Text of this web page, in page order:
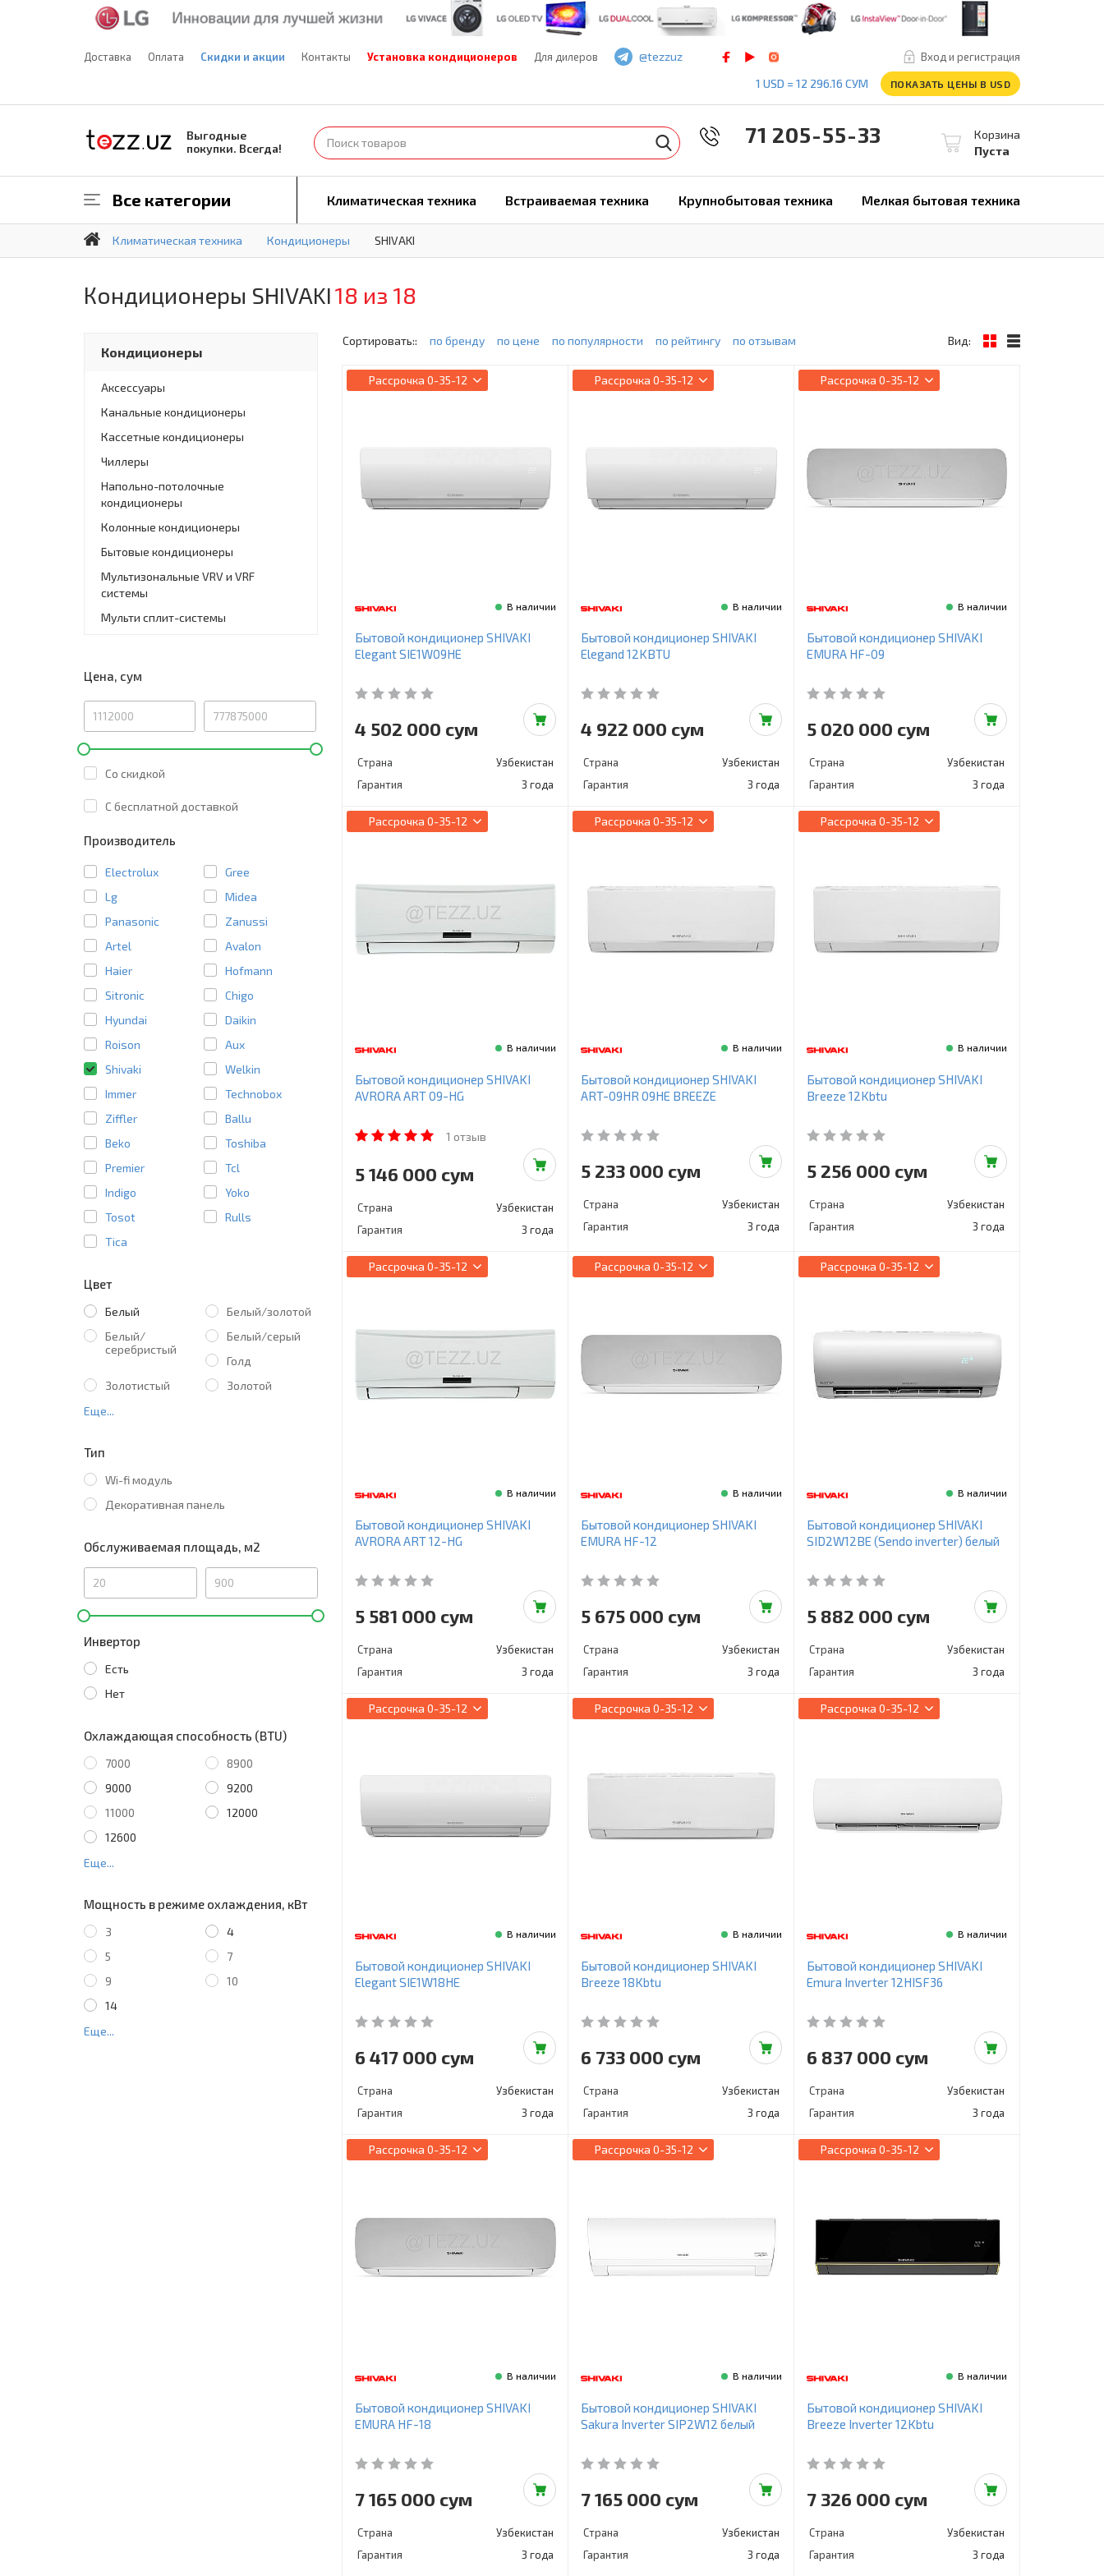
Доставка Оплата Скидки и акции Контакты Установка кондиционеров Для дилеров Вход и регистрация
@tezzuz
1 USD = 12 296.16 СУМ
ПОКАЗАТЬ ЦЕНЫ В USD
Выгодные
покупки. Всегда!
Корзина
Пуста
71 205-55-33
Все категории Климатическая техника Встраиваемая техника Крупнобытовая техника Мелкая бытовая техника
Климатическая техника Кондиционеры SHIVAKI
Кондиционеры SHIVAKI18 из 18
Кондиционеры
Аксессуары
Канальные кондиционеры
Кассетные кондиционеры
Чиллеры
Напольно-потолочные
кондиционеры
Колонные кондиционеры
Бытовые кондиционеры
Мультизональные VRV и VRF
системы
Мульти сплит-системы
Цена, сум
Со скидкой
C бесплатной доставкой
Производитель
Electrolux
Gree
Lg
Midea
Panasonic
Zanussi
Artel
Avalon
Haier
Hofmann
Sitronic
Chigo
Hyundai
Daikin
Roison
Aux
Shivaki
Welkin
Immer
Technobox
Ziffler
Ballu
Beko
Toshiba
Premier
Tcl
Indigo
Yoko
Tosot
Rulls
Tica
Цвет
Белый
Белый/золотой
Белый/
серебристый
Белый/серый
Голд
Золотистый
Золотой
Еще...
Тип
Wi-fi модуль
Декоративная панель
Обслуживаемая площадь, м2
Инвертор
Есть
Нет
Охлаждающая способность (BTU)
7000
8900
9000
9200
11000
12000
12600
Еще...
Мощность в режиме охлаждения, кВт
3
4
5
7
9
10
14
Еще...
Сортировать:: по бренду по цене по популярности по рейтингу по отзывам Вид:
Рассрочка 0-35-12
В наличии
Бытовой кондиционер SHIVAKI
Elegant SIE1W09HE
4 502 000 сум
Страна
Узбекистан
Гарантия
3 года
Рассрочка 0-35-12
В наличии
Бытовой кондиционер SHIVAKI
Elegand 12KBTU
4 922 000 сум
Страна
Узбекистан
Гарантия
3 года
Рассрочка 0-35-12
В наличии
Бытовой кондиционер SHIVAKI
EMURA HF-09
5 020 000 сум
Страна
Узбекистан
Гарантия
3 года
Рассрочка 0-35-12
В наличии
Бытовой кондиционер SHIVAKI
AVRORA ART 09-HG
1 отзыв
5 146 000 сум
Страна
Узбекистан
Гарантия
3 года
Рассрочка 0-35-12
В наличии
Бытовой кондиционер SHIVAKI
ART-09HR 09HE BREEZE
5 233 000 сум
Страна
Узбекистан
Гарантия
3 года
Рассрочка 0-35-12
В наличии
Бытовой кондиционер SHIVAKI
Breeze 12Kbtu
5 256 000 сум
Страна
Узбекистан
Гарантия
3 года
Рассрочка 0-35-12
В наличии
Бытовой кондиционер SHIVAKI
AVRORA ART 12-HG
5 581 000 сум
Страна
Узбекистан
Гарантия
3 года
Рассрочка 0-35-12
В наличии
Бытовой кондиционер SHIVAKI
EMURA HF-12
5 675 000 сум
Страна
Узбекистан
Гарантия
3 года
Рассрочка 0-35-12
В наличии
Бытовой кондиционер SHIVAKI
SID2W12BE (Sendo inverter) белый
5 882 000 сум
Страна
Узбекистан
Гарантия
3 года
Рассрочка 0-35-12
В наличии
Бытовой кондиционер SHIVAKI
Elegant SIE1W18HE
6 417 000 сум
Страна
Узбекистан
Гарантия
3 года
Рассрочка 0-35-12
В наличии
Бытовой кондиционер SHIVAKI
Breeze 18Kbtu
6 733 000 сум
Страна
Узбекистан
Гарантия
3 года
Рассрочка 0-35-12
В наличии
Бытовой кондиционер SHIVAKI
Emura Inverter 12HISF36
6 837 000 сум
Страна
Узбекистан
Гарантия
3 года
Рассрочка 0-35-12
В наличии
Бытовой кондиционер SHIVAKI
EMURA HF-18
7 165 000 сум
Страна
Узбекистан
Гарантия
3 года
Рассрочка 0-35-12
В наличии
Бытовой кондиционер SHIVAKI
Sakura Inverter SIP2W12 белый
7 165 000 сум
Страна
Узбекистан
Гарантия
3 года
Рассрочка 0-35-12
В наличии
Бытовой кондиционер SHIVAKI
Breeze Inverter 12Kbtu
7 326 000 сум
Страна
Узбекистан
Гарантия
3 года